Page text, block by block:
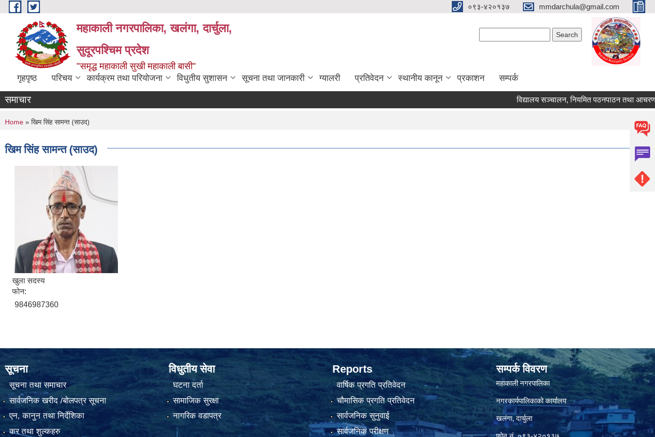
Skip to main content ०९३-४२०१३७ mmdarchula@gmail.com
महाकाली नगरपालिका, खलंगा, दार्चुला,
सुदूरपश्चिम प्रदेश
"समृद्ध महाकाली सुखी महाकाली बासी"
गृहपृष्ठ परिचय कार्यक्रम तथा परियोजना विधुतीय सुशासन सूचना तथा जानकारी ग्यालरी प्रतिवेदन स्थानीय कानून प्रकाशन सम्पर्क
समाचार विद्यालय सञ्चालन, नियमित पठनपाठन तथा आचरण
You are here
Home » खिम सिंह सामन्त (साउद)
खिम सिंह सामन्त (साउद)
खुला सदस्य
फोन:
9846987360
सूचना
सूचना तथा समाचार
सार्वजनिक खरीद /बोलपत्र सूचना
एन, कानुन तथा निर्देशिका
कर तथा शुल्कहरु
विधुतीय सेवा
घटना दर्ता
सामाजिक सुरक्षा
नागरिक वडापत्र
Reports
वार्षिक प्रगति प्रतिवेदन
चौमासिक प्रगति प्रतिवेदन
सार्वजनिक सुनुवाई
सार्वजनिक परीक्षण
सम्पर्क विवरण
महाकाली नगरपालिका
नगरकार्यपालिकाको कार्यालय
खलंगा, दार्चुला